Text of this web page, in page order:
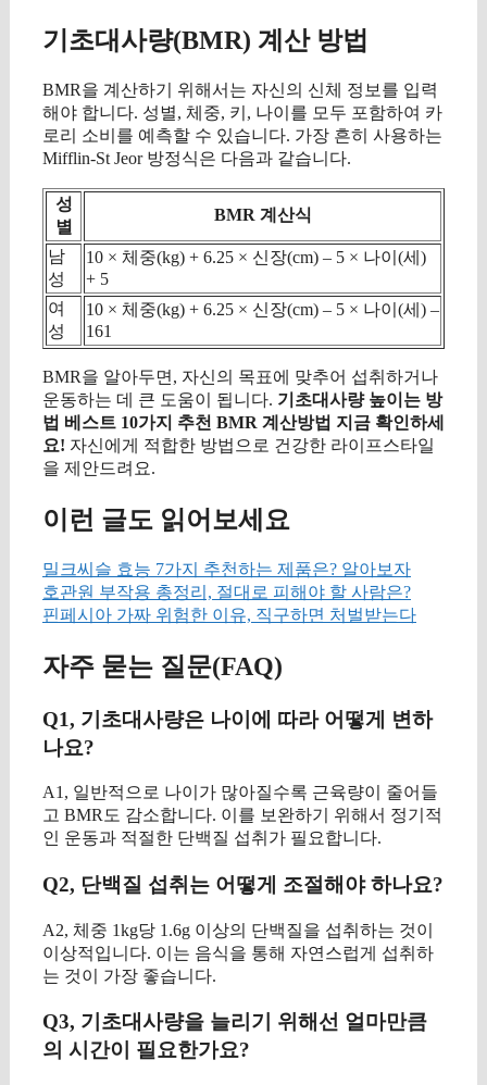
기초대사량(BMR) 계산 방법
BMR을 계산하기 위해서는 자신의 신체 정보를 입력
해야 합니다. 성별, 체중, 키, 나이를 모두 포함하여 카
로리 소비를 예측할 수 있습니다. 가장 흔히 사용하는
Mifflin-St Jeor 방정식은 다음과 같습니다.
성
별
BMR 계산식
남
성
10 × 체중(kg) + 6.25 × 신장(cm) – 5 × 나이(세)
+ 5
여
성
10 × 체중(kg) + 6.25 × 신장(cm) – 5 × 나이(세) –
161
BMR을 알아두면, 자신의 목표에 맞추어 섭취하거나
운동하는 데 큰 도움이 됩니다. 기초대사량 높이는 방
법 베스트 10가지 추천 BMR 계산방법 지금 확인하세
요! 자신에게 적합한 방법으로 건강한 라이프스타일
을 제안드려요.
이런 글도 읽어보세요
밀크씨슬 효능 7가지 추천하는 제품은? 알아보자
호관원 부작용 총정리, 절대로 피해야 할 사람은?
핀페시아 가짜 위험한 이유, 직구하면 처벌받는다
자주 묻는 질문(FAQ)
Q1, 기초대사량은 나이에 따라 어떻게 변하
나요?
A1, 일반적으로 나이가 많아질수록 근육량이 줄어들
고 BMR도 감소합니다. 이를 보완하기 위해서 정기적
인 운동과 적절한 단백질 섭취가 필요합니다.
Q2, 단백질 섭취는 어떻게 조절해야 하나요?
A2, 체중 1kg당 1.6g 이상의 단백질을 섭취하는 것이
이상적입니다. 이는 음식을 통해 자연스럽게 섭취하
는 것이 가장 좋습니다.
Q3, 기초대사량을 늘리기 위해선 얼마만큼
의 시간이 필요한가요?